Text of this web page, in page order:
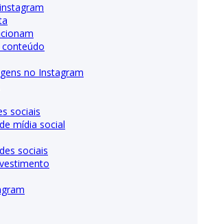
no Instagram
sociais
mídia social
sociais